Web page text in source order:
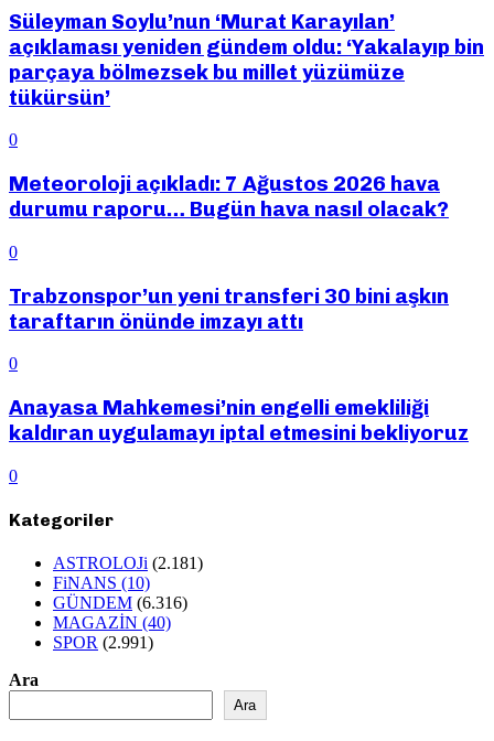
Süleyman Soylu’nun ‘Murat Karayılan’
açıklaması yeniden gündem oldu: ‘Yakalayıp bin
parçaya bölmezsek bu millet yüzümüze
tükürsün’
0
Meteoroloji açıkladı: 7 Ağustos 2026 hava
durumu raporu… Bugün hava nasıl olacak?
0
Trabzonspor’un yeni transferi 30 bini aşkın
taraftarın önünde imzayı attı
0
Anayasa Mahkemesi’nin engelli emekliliği
kaldıran uygulamayı iptal etmesini bekliyoruz
0
Kategoriler
ASTROLOJi (2.181)
FiNANS (10)
GÜNDEM (6.316)
MAGAZİN (40)
SPOR (2.991)
Ara
Ara